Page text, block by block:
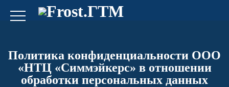
Политика конфиденциальности ООО
«НТЦ «Симмэйкерс» в отношении
обработки персональных данных